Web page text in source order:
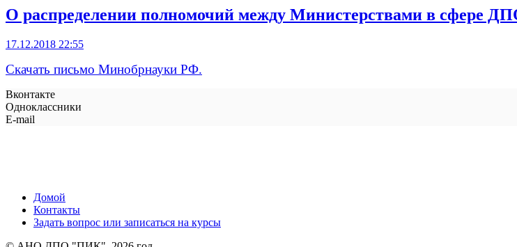
О распределении полномочий между Министерствами в сфере
17.12.2018 22:55
Скачать письмо Минобрнауки РФ.
Вконтакте
Одноклассники
E-mail
Домой
Контакты
Задать вопрос или записаться на курсы